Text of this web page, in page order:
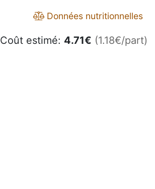
Données nutritionnelles
Coût estimé: 4.71€ (1.18€/part)